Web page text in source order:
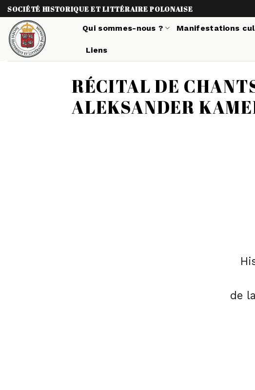
Skip
content
SOCIÉTÉ HISTORIQUE ET LITTÉRAIRE POLONAISE
Qui sommes-nous ? Manifestations
Liens
RÉCITAL DE
ALEKSANDER
de